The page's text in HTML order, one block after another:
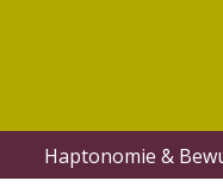
Haptonomie &